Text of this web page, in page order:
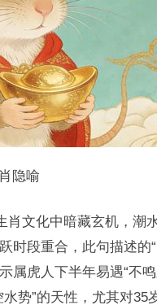
隐喻
肖文化中暗藏玄机，
时段重合，此句描述
属虎人下半年易遇“不
势”的天性，尤其对